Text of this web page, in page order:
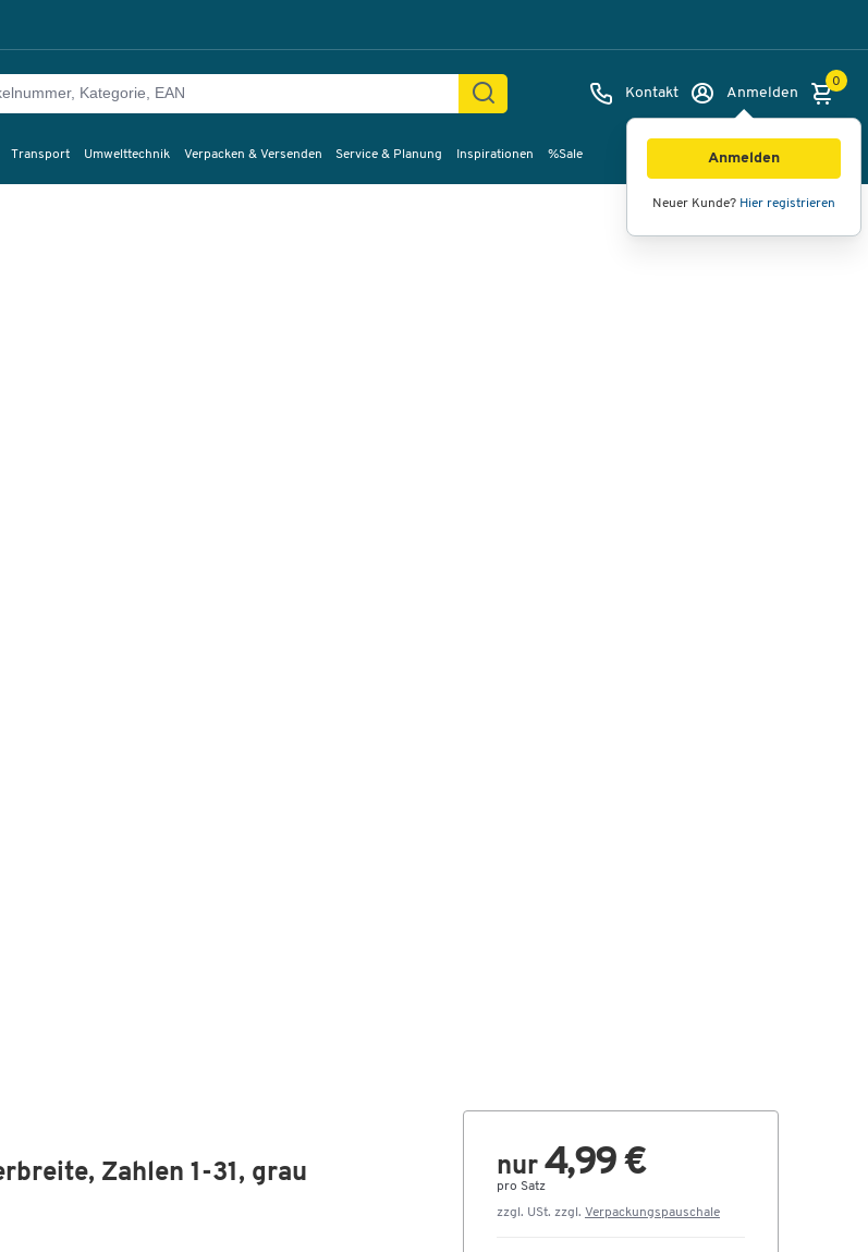
Kontakt Anmelden
Anmelden
Neuer Kunde? Hier registrieren
0
Transport Umwelttechnik Verpacken & Versenden Service & Planung Inspirationen %Sale
Zahlen 1-31, grau nur 4,99 €
pro Satz
zzgl. USt. zzgl. Verpackungspauschale
Bilder Videos 360°-Ansicht